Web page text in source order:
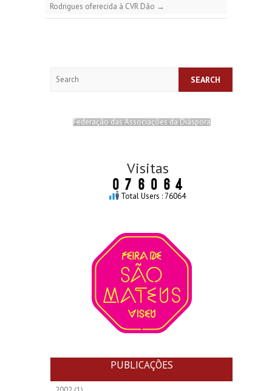
Rodrigues oferecida à CVR Dão →
Federação das Associações da Diáspora
Visitas
Total Users : 76064
PUBLICAÇÕES